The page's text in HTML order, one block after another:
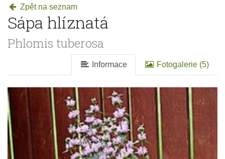
Zpět na seznam
Sápa hlíznatá
Phlomis tuberosa
Informace Fotogalerie (5)